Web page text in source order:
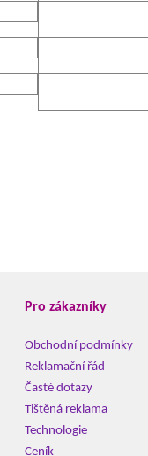
Pro zákazníky
Obchodní podmínky
Reklamační řád
Časté dotazy
Tištěná reklama
Technologie
Ceník